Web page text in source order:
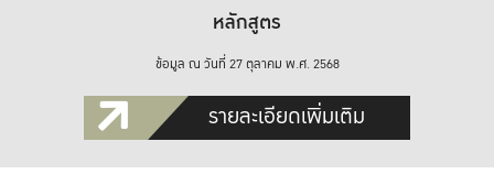
หลักสูตร
ข้อมูล ณ วันที่ 27 ตุลาคม พ.ศ. 2568
รายละเอียดเพิ่มเติม